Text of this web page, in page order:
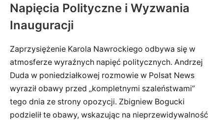
Napięcia Polityczne i Wyzwania
Inauguracji
Zaprzysiężenie Karola Nawrockiego odbywa się w
atmosferze wyraźnych napięć politycznych. Andrzej
Duda w poniedziałkowej rozmowie w Polsat News
wyraził obawy przed „kompletnymi szaleństwami”
tego dnia ze strony opozycji. Zbigniew Bogucki
podzielił te obawy, wskazując na nieprzewidywalność